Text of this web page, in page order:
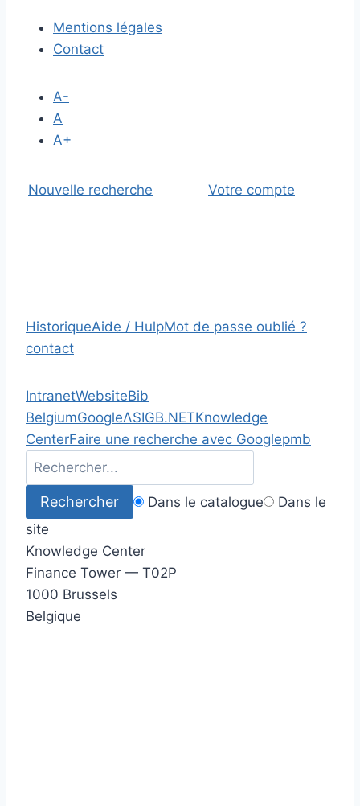
Mentions légales
Contact
A-
A
A+
Nouvelle recherche Votre compte
HistoriqueAide / HulpMot de passe oublié ?
contact
IntranetWebsiteBib
BelgiumGoogleΛSIGB.NETKnowledge
CenterFaire une recherche avec Googlepmb
Dans le catalogue
Dans le
site
Knowledge Center
Finance Tower — T02P
1000 Brussels
Belgique